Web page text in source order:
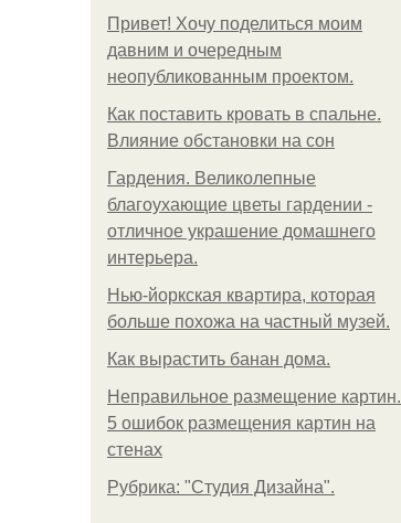
Привет! Хочу поделиться моим
давним и очередным
неопубликованным проектом.
Как поставить кровать в спальне.
Влияние обстановки на сон
Гардения. Великолепные
благоухающие цветы гардении -
отличное украшение домашнего
интерьера.
Нью-йоркская квартира, которая
больше похожа на частный музей.
Как вырастить банан дома.
Неправильное размещение картин.
5 ошибок размещения картин на
стенах
Рубрика: "Студия Дизайна".